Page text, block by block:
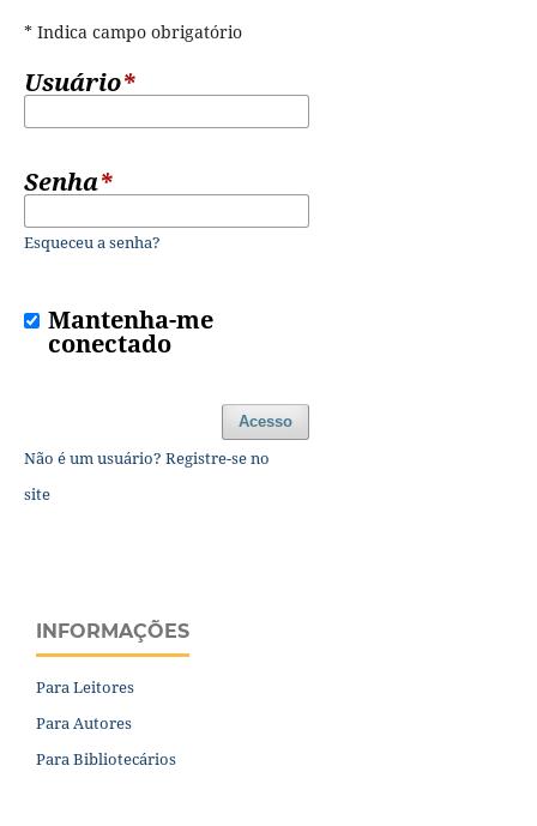
* Indica campo obrigatório
Usuário*
Senha*
Esqueceu a senha?
Mantenha-me
conectado
Acesso
Não é um usuário? Registre-se no
site
INFORMAÇÕES
Para Leitores
Para Autores
Para Bibliotecários